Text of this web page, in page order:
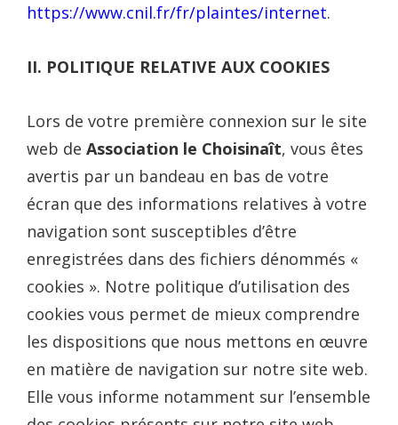
https://www.cnil.fr/fr/plaintes/internet.
II. POLITIQUE RELATIVE AUX COOKIES
Lors de votre première connexion sur le site
web de Association le Choisinaît, vous êtes
avertis par un bandeau en bas de votre
écran que des informations relatives à votre
navigation sont susceptibles d’être
enregistrées dans des fichiers dénommés «
cookies ». Notre politique d’utilisation des
cookies vous permet de mieux comprendre
les dispositions que nous mettons en œuvre
en matière de navigation sur notre site web.
Elle vous informe notamment sur l’ensemble